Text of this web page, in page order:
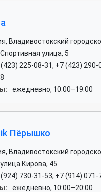
Владивостокский
улица, 5
(423) 225-08-31, +7 (423) 290-
ежедневно, 10:00–19:00
Пёрышко
Владивостокский
Кирова, 45
(924) 730-31-53, +7 (914) 071-
ежедневно, 10:00–20:00